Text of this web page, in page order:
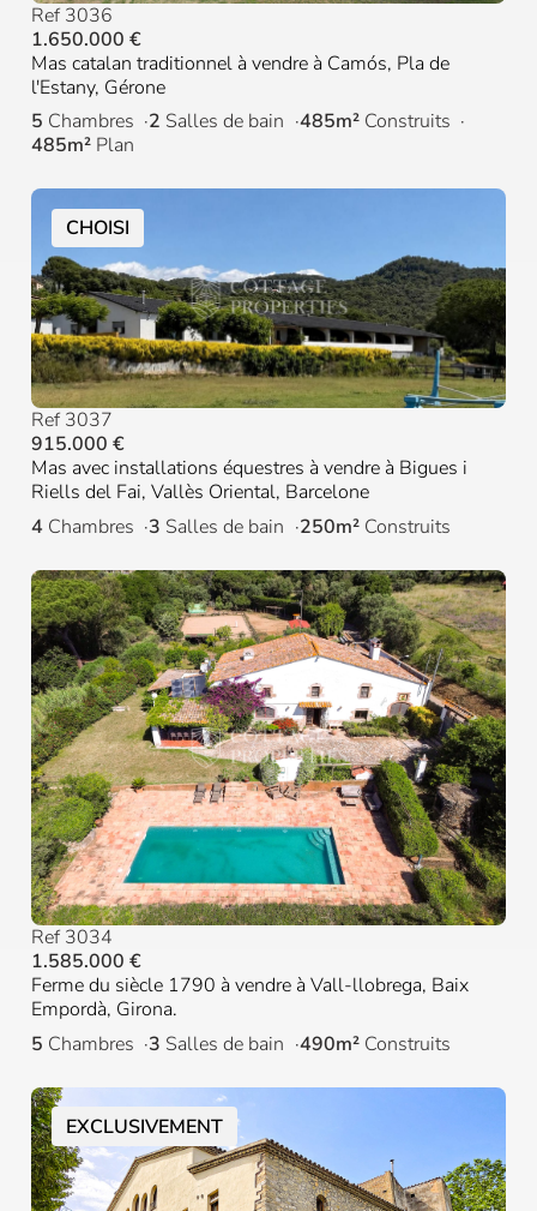
Ref 3036
1.650.000 €
Mas catalan traditionnel à vendre à Camós, Pla de
l'Estany, Gérone
5 Chambres 2 Salles de bain 485m² Construits
485m² Plan
CHOISI
Ref 3037
915.000 €
Mas avec installations équestres à vendre à Bigues i
Riells del Fai, Vallès Oriental, Barcelone
4 Chambres 3 Salles de bain 250m² Construits
Ref 3034
1.585.000 €
Ferme du siècle 1790 à vendre à Vall-llobrega, Baix
Empordà, Girona.
5 Chambres 3 Salles de bain 490m² Construits
EXCLUSIVEMENT